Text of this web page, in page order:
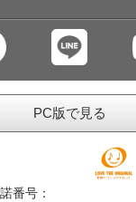
PC版で見る
番号：